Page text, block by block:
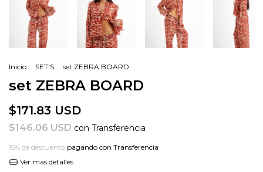
Inicio . SET'S . set ZEBRA BOARD
set ZEBRA BOARD
$171.83 USD
$146.06 USD con Transferencia
15% de descuento pagando con Transferencia
Ver más detalles